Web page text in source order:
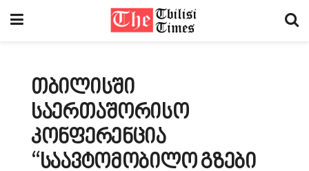
თბილისში
საერთაშორისო
კონფერენცია
“საავტომობილო გზები